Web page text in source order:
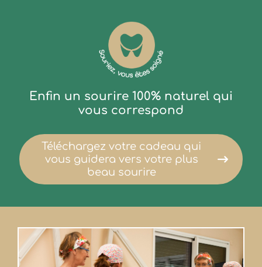
Enfin un sourire 100% naturel qui
vous correspond
Téléchargez votre cadeau qui
vous guidera vers votre plus
beau sourire